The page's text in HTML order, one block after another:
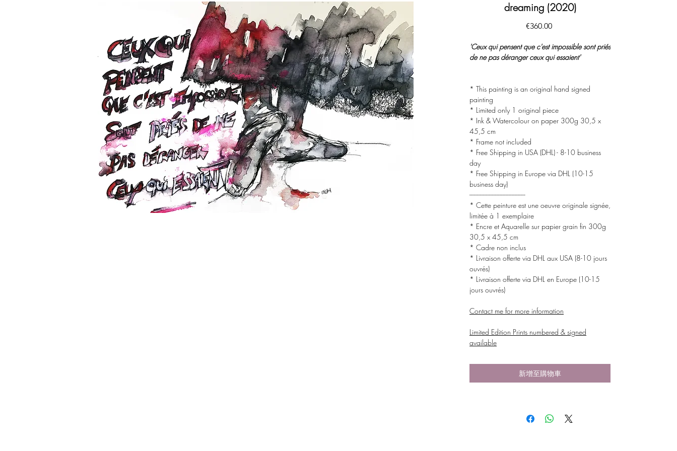
dreaming (2020)
€360.00價
'Ceux qui pensent que c'est impossible sont priés
de ne pas déranger ceux qui essaient'
* This painting is an original hand signed
painting
* Limited only 1 original piece
* Ink & Watercolour on paper 300g 30,5 x
45,5 cm
* Frame not included
* Free Shipping in USA (DHL) - 8-10 business
day
* Free Shipping in Europe via DHL (10-15
business day)
-------------------------------------
* Cette peinture est une oeuvre originale signée,
limitée à 1 exemplaire
* Encre et Aquarelle sur papier grain fin 300g
30,5 x 45,5 cm
* Cadre non inclus
* Livraison offerte via DHL aux USA (8-10 jours
ouvrés)
* Livraison offerte via DHL en Europe (10-15
jours ouvrés)
Contact me for more information
Limited Edition Prints numbered & signed
available
新增至購物車